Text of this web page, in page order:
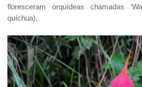
floresceram orquídeas chamadas
quíchua).